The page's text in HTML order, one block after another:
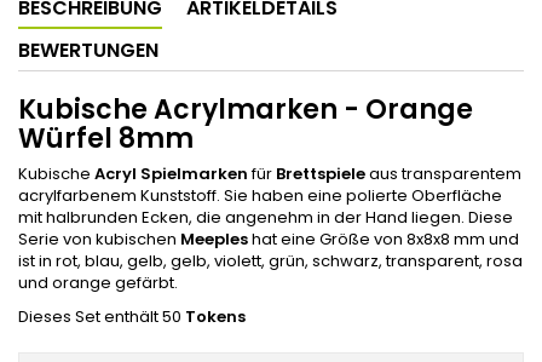
BESCHREIBUNG
ARTIKELDETAILS
BEWERTUNGEN
Kubische Acrylmarken - Orange
Würfel 8mm
Kubische Acryl Spielmarkenfür Brettspieleaus transparentem
acrylfarbenem Kunststoff. Sie haben eine polierte Oberfläche
mit halbrunden Ecken, die angenehm in der Hand liegen. Diese
Serie von kubischen Meepleshat eine Größe von 8x8x8 mm und
ist in rot, blau, gelb, gelb, violett, grün, schwarz, transparent, rosa
und orange gefärbt.
Dieses Set enthält 50 Tokens